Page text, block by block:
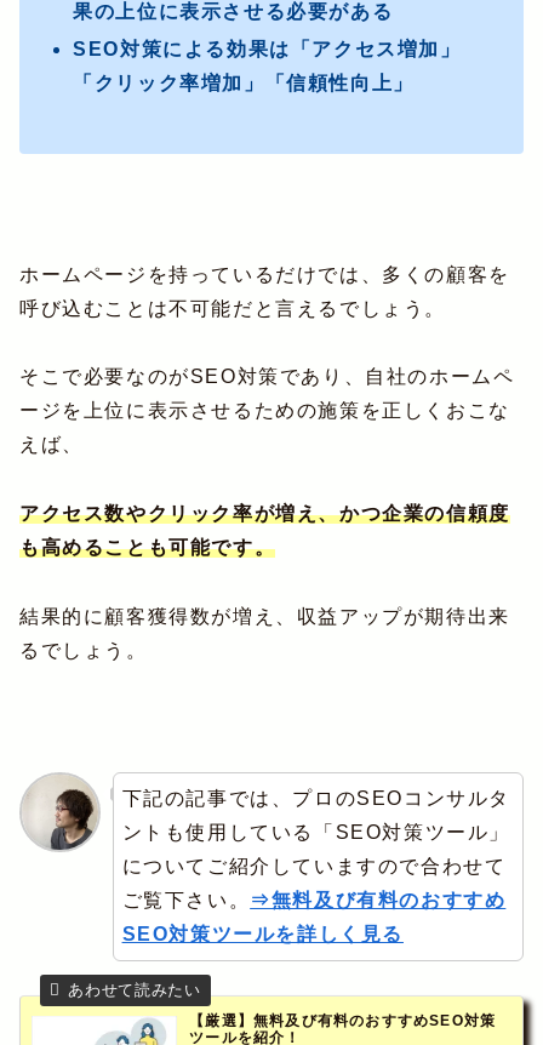
果の上位に表示させる必要がある
SEO対策による効果は「アクセス増加」
「クリック率増加」「信頼性向上」
ホームページを持っているだけでは、多くの顧客を
呼び込むことは不可能だと言えるでしょう。
そこで必要なのがSEO対策であり、自社のホームペ
ージを上位に表示させるための施策を正しくおこな
えば、
アクセス数やクリック率が増え、かつ企業の信頼度
も高めることも可能です。
結果的に顧客獲得数が増え、収益アップが期待出来
るでしょう。
下記の記事では、プロのSEOコンサルタ
ントも使用している「SEO対策ツール」
についてご紹介していますので合わせて
ご覧下さい。
⇒無料及び有料のおすすめ
SEO対策ツールを詳しく見る
【厳選】無料及び有料のおすすめSEO対策
ツールを紹介！